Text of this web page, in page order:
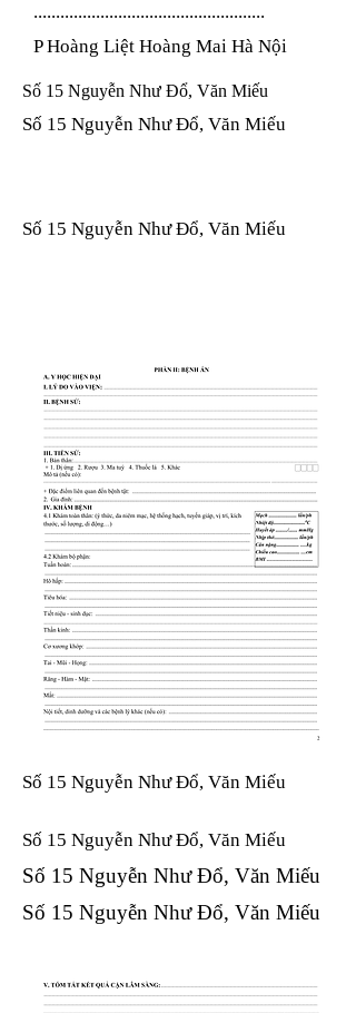
....................................................
P Hoàng Liệt Hoàng Mai Hà Nội
Số 15 Nguyễn Như Đổ, Văn Miếu
Số 15 Nguyễn Như Đổ, Văn Miếu
Số 15 Nguyễn Như Đổ, Văn Miếu
Số 15 Nguyễn Như Đổ, Văn Miếu
Số 15 Nguyễn Như Đổ, Văn Miếu​​​​
Số 15 Nguyễn Như Đổ, Văn Miếu​​​​
Số 15 Nguyễn Như Đổ, Văn Miếu​​​​